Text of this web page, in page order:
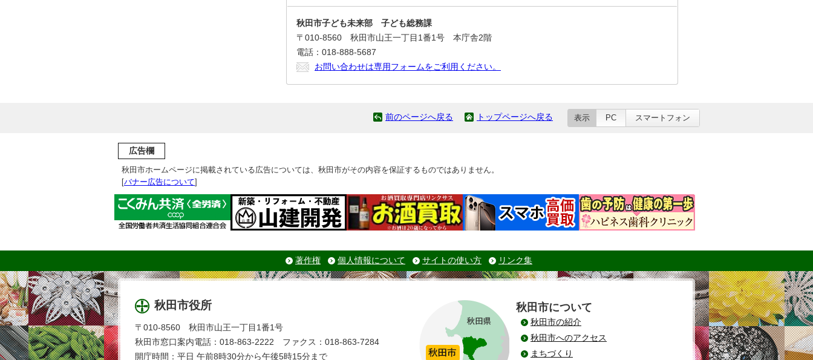
秋田市子ども未来部 子ども総務課
〒010-8560 秋田市山王一丁目1番1号 本庁舎2階
電話：018-888-5687
お問い合わせは専用フォームをご利用ください。
前のページへ戻る トップページへ戻る 表示 PC スマートフォン
広告欄
秋田市ホームページに掲載されている広告については、秋田市がその内容を保証するものではありません。
[バナー広告について]
著作権 個人情報について サイトの使い方 リンク集
秋田市役所
〒010-8560 秋田市山王一丁目1番1号
秋田市窓口案内電話：018-863-2222 ファクス：018-863-7284
開庁時間：平日 午前8時30分から午後5時15分まで
秋田市について
秋田市の紹介
秋田市へのアクセス
まちづくり